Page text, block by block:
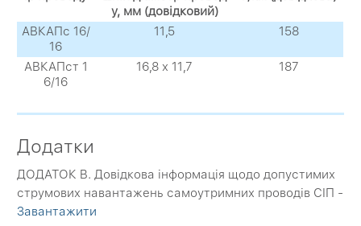
у, мм (довідковий)
АВКАПс 16/
16
11,5 158
АВКАПст 1
6/16
16,8 х 11,7 187
Додатки
ДОДАТОК B. Довідкова інформація щодо допустимих
струмових навантажень самоутримних проводів СІП -
Завантажити